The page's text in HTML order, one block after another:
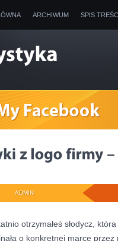
ARCHIWUM SPIS
ADMIN
otrzymałeś słodycz,
o konkretnej marce